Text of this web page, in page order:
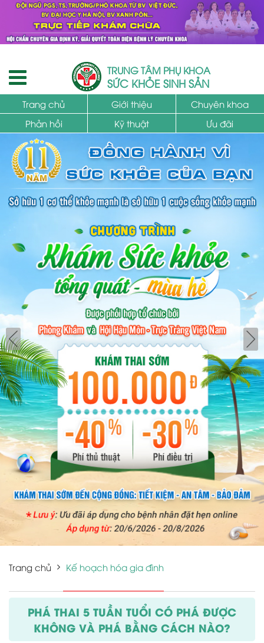
TRUNG TÂM PHỤ KHOA
SỨC KHỎE SINH SẢN
Trang chủ Giới thiệu
Chuyên khoa
Phản hồi
Kỹ thuật Ưu đãi
Trang chủ Kế hoạch hóa gia đình
PHÁ THAI 5 TUẦN TUỔI CÓ PHÁ ĐƯỢC
KHÔNG VÀ PHÁ BẰNG CÁCH NÀO?